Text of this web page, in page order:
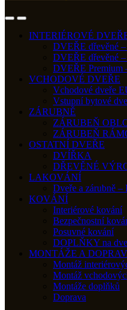
INTERIÉROVÉ
DVEŘE dřevěné
DVEŘE dřevěné
DVEŘE Premium
VCHODOVÉ DVEŘE
Vchodové dveře
Vstupní bytové
ZÁRUBNĚ
ZÁRUBEŇ
ZÁRUBEŇ
OSTATNÍ DVEŘE
DVÍŘKA
DŘEVĚNÉ
LAKOVÁNÍ
Dveře a zárubně –
KOVÁNÍ
Interiérové kování
Bezpečnostní
Posuvné kování
DOPLŇKY na
MONTÁŽE A
Montáž
Montáž
Montáže doplňků
Doprava